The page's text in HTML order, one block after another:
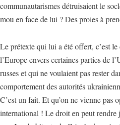
communautarismes détruisaient le
mou en face de lui ? Des proies à
Le prétexte qui lui a été offert, c’est
l’Europe envers certaines parties de
russes et qui ne voulaient pas rester
comportement des autorités
C’est un fait. Et qu’on ne vienne pas
international ! Le droit en peut rendre